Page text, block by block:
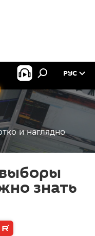
РУС
и наглядно
знать